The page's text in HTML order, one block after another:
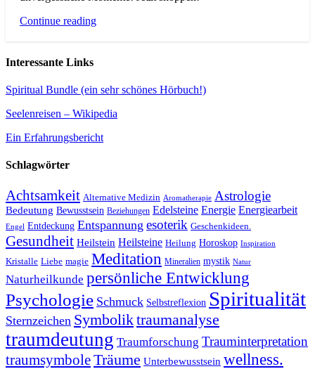
Continue reading
Interessante Links
Spiritual Bundle (ein sehr schönes Hörbuch!)
Seelenreisen – Wikipedia
Ein Erfahrungsbericht
Schlagwörter
Achtsamkeit Alternative Medizin Aromatherapie Astrologie
Bedeutung Bewusstsein Beziehungen Edelsteine Energie Energiearbeit
Engel Entdeckung Entspannung esoterik Geschenkideen.
Gesundheit Heilstein Heilsteine Heilung Horoskop Inspiration
Kristalle Liebe magie Meditation Mineralien mystik Natur
Naturheilkunde persönliche Entwicklung
Psychologie Schmuck Selbstreflexion Spiritualität
Sternzeichen Symboliktraumanalyse
traumdeutung Traumforschung Trauminterpretation
traumsymboleTräume Unterbewusstsein wellness.